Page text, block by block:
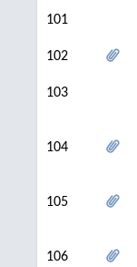
101
102
103
104
105
106